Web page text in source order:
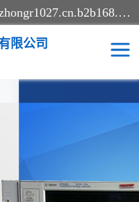
深圳中瑞仪科电子有限公司（zhongr1027.cn.b2b168.com）主要从事回收二手仪器，工厂仪器，回收示波器，KeysightE4980A，FLUKE754，MT8852B，IFR3920，Agilent N4010A，MT8852B等业务，全国统一热线：13570873835。深圳中瑞仪科电子有限公司整批或单出，专业评估高价回收工厂闲置仪器。
限公司
频谱分析仪